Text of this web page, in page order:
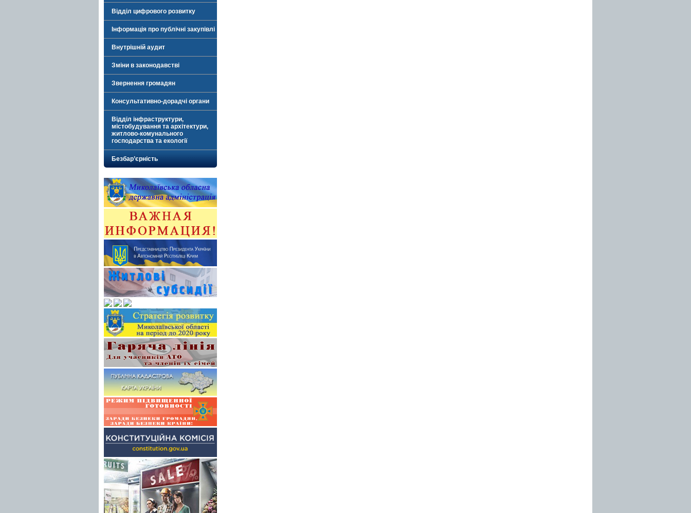
Відділ цифрового розвитку
Інформація про публічні закупівлі
Внутрішній аудит
Зміни в законодавстві
Звернення громадян
Консультативно-дорадчі органи
Відділ інфраструктури,
містобудування та архітектури,
житлово-комунального
господарства та екології
Безбар’єрність